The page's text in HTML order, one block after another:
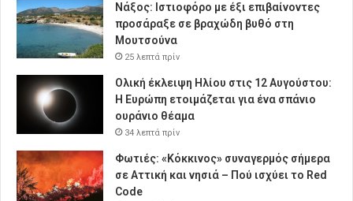
Νάξος: Ιστιοφόρο με έξι επιβαίνοντες
προσάραξε σε βραχώδη βυθό στη
Μουτσούνα
25 λεπτά πρίν
Ολική έκλειψη Ηλίου στις 12 Αυγούστου:
Η Ευρώπη ετοιμάζεται για ένα σπάνιο
ουράνιο θέαμα
34 λεπτά πρίν
Φωτιές: «Κόκκινος» συναγερμός σήμερα
σε Αττική και νησιά – Πού ισχύει το Red
Code